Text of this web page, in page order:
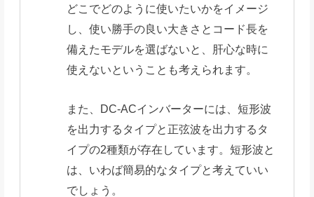
どこでどのように使いたいかをイメージ
し、使い勝手の良い大きさとコード長を
備えたモデルを選ばないと、肝心な時に
使えないということも考えられます。
また、DC-ACインバーターには、短形波
を出力するタイプと正弦波を出力するタ
イプの2種類が存在しています。短形波と
は、いわば簡易的なタイプと考えていい
でしょう。